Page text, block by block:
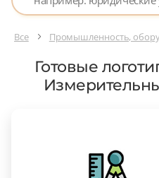
Все Промышленность,
Готовые